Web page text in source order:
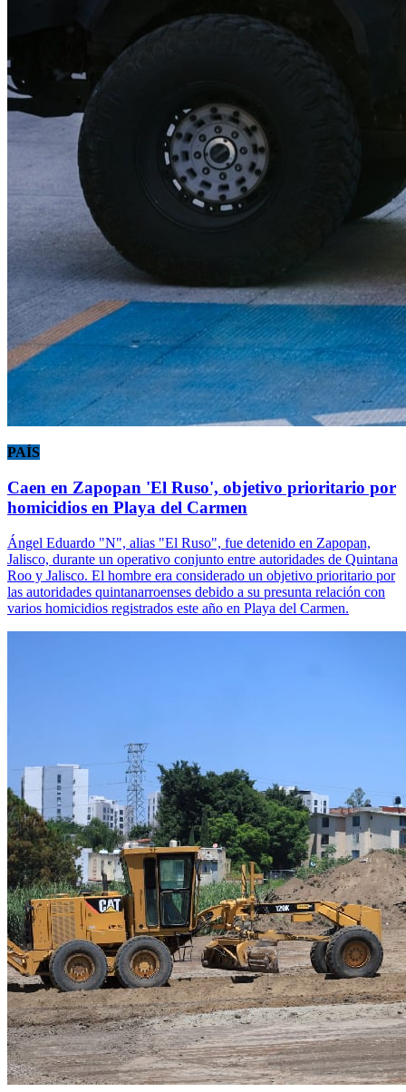
PAÍS
Caen en Zapopan 'El Ruso', objetivo prioritario por
homicidios en Playa del Carmen
Ángel Eduardo "N", alias "El Ruso", fue detenido en Zapopan,
Jalisco, durante un operativo conjunto entre autoridades de Quintana
Roo y Jalisco. El hombre era considerado un objetivo prioritario por
las autoridades quintanarroenses debido a su presunta relación con
varios homicidios registrados este año en Playa del Carmen.